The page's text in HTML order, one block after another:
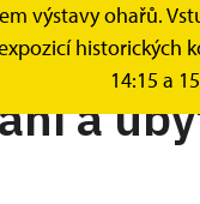
výstavy ohařů.
14:15 a
a ubytování
a